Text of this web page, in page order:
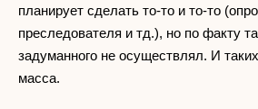
планирует сделать то-то и то-то
преследователя и тд.), но по факту
задуманного не осуществлял. И
масса.